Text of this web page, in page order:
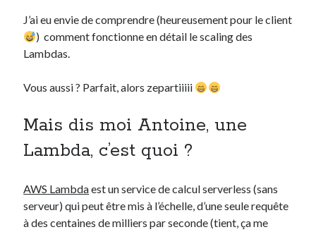
J’ai eu envie de comprendre (heureusement pour le client
) comment fonctionne en détail le scaling des
Lambdas.
Vous aussi ? Parfait, alors zepartiiiii
Mais dis moi Antoine, une
Lambda, c’est quoi ?
AWS Lambdaest un service de calcul serverless (sans
serveur) qui peut être mis à l’échelle, d’une seule requête
à des centaines de milliers par seconde (tient, ça me